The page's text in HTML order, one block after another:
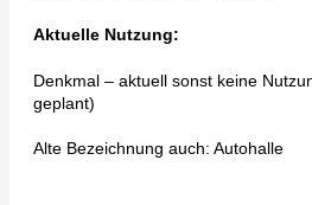
Aktuelle Nutzung:
Denkmal – aktuell sonst keine
geplant)
Alte Bezeichnung auch: Autohalle